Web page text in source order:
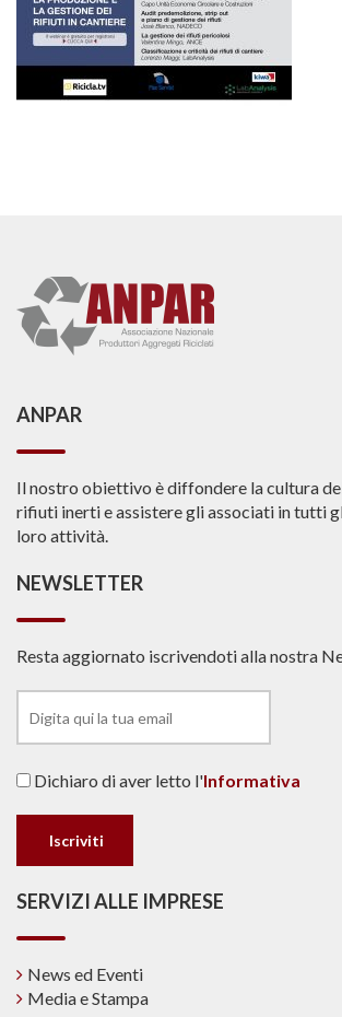
ANPAR
Il nostro obiettivo è diffondere la cultura
rifiuti inerti e assistere gli associati in tutti
loro attività.
NEWSLETTER
Resta aggiornato iscrivendoti alla nostra
Dichiaro di aver letto l'Informativa
SERVIZI ALLE IMPRESE
News ed Eventi
Media e Stampa